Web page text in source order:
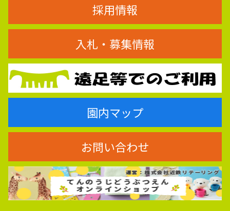
採用情報
入札・募集情報
園内マップ
お問い合わせ